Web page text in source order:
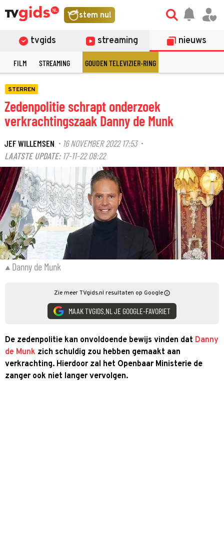
stem nu!
tvgids streaming nieuws
FILM STREAMING GOUDEN TELEVIZIER-RING
STERREN
Zedenpolitie schrapt onderzoek
verkrachtingszaak Danny de Munk
JEF WILLEMSEN · 16 NOVEMBER 2022 17:53·
LAATSTE UPDATE: 17-11-22 08:22
©
Danny de Munk
Zie meer TVgids.nl resultaten op Google
MAAK TVGIDS.NL JE GOOGLE-FAVORIET
De zedenpolitie kan onvoldoende bewijs vinden dat Danny
de Munk zich schuldig zou hebben gemaakt aan
verkrachting. Hierdoor zal het Openbaar Ministerie de
zanger ook niet langer vervolgen.